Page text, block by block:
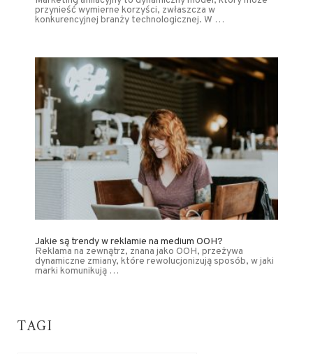
przynieść wymierne korzyści, zwłaszcza w
konkurencyjnej branży technologicznej. W …
Jakie są trendy w reklamie na medium OOH?
Reklama na zewnątrz, znana jako OOH, przeżywa
dynamiczne zmiany, które rewolucjonizują sposób, w jaki
marki komunikują …
TAGI